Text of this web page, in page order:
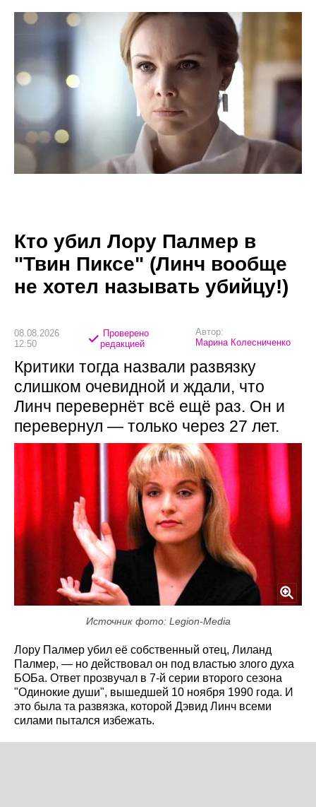
Кто убил Лору Палмер в
"Твин Пиксе" (Линч вообще
не хотел называть убийцу!)
08.08.2026
12:50
Проверено
редакцией
Автор:
Марина Колесниченко
Критики тогда назвали развязку
слишком очевидной и ждали, что
Линч перевернёт всё ещё раз. Он и
перевернул — только через 27 лет.
Источник фото: Legion-Media
Лору Палмер убил её собственный отец, Лиланд
Палмер, — но действовал он под властью злого духа
БОБа. Ответ прозвучал в 7-й серии второго сезона
"Одинокие души", вышедшей 10 ноября 1990 года. И
это была та развязка, которой Дэвид Линч всеми
силами пытался избежать.